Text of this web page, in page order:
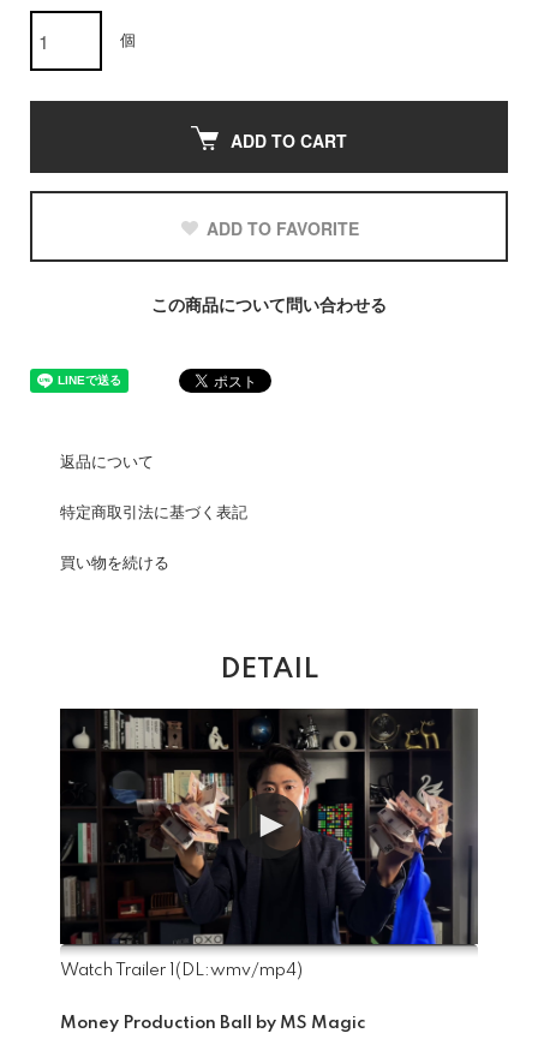
個
ADD TO CART
ADD TO FAVORITE
この商品について問い合わせる
返品について
特定商取引法に基づく表記
買い物を続ける
DETAIL
Watch Trailer 1 (DL:wmv/mp4)
Money Production Ball by MS Magic